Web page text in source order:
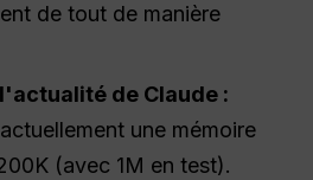
de tout de manière
de Claude :
une mémoire
(avec 1M en test).